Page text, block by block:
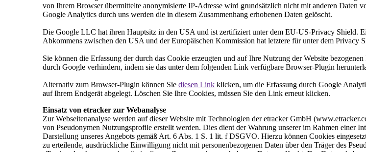
von Ihrem Browser übermittelte anonymisierte IP-Adresse wird grundsätzlich nicht mit anderen Daten
Google Analytics durch uns werden die in diesem Zusammenhang erhobenen Daten gelöscht.
Die Google LLC hat ihren Hauptsitz in den USA und ist zertifiziert unter dem EU-US-Privacy Shield.
Abkommens zwischen den USA und der Europäischen Kommission hat letztere für unter dem Privacy
Sie können die Erfassung der durch das Cookie erzeugten und auf Ihre Nutzung der Website
durch Google verhindern, indem sie das unter dem folgenden Link verfügbare Browser-Plugin
Alternativ zum Browser-Plugin können Sie diesen Link klicken, um die Erfassung durch Google
auf Ihrem Endgerät abgelegt. Löschen Sie Ihre Cookies, müssen Sie den Link erneut klicken.
Einsatz von etracker zur Webanalyse
Zur Webseitenanalyse werden auf dieser Website mit Technologien der etracker GmbH
von Pseudonymen Nutzungsprofile erstellt werden. Dies dient der Wahrung unserer im Rahmen einer
Darstellung unseres Angebots gemäß Art. 6 Abs. 1 S. 1 lit. f DSGVO. Hierzu können Cookies
zu erteilende, ausdrückliche Einwilligung nicht mit personenbezogenen Daten über den Träger des